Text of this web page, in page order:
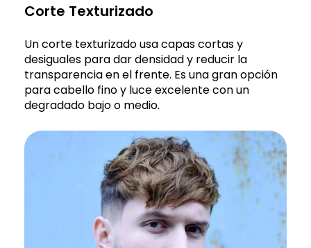
Corte Texturizado
Un corte texturizado usa capas cortas y
desiguales para dar densidad y reducir la
transparencia en el frente. Es una gran opción
para cabello fino y luce excelente con un
degradado bajo o medio.